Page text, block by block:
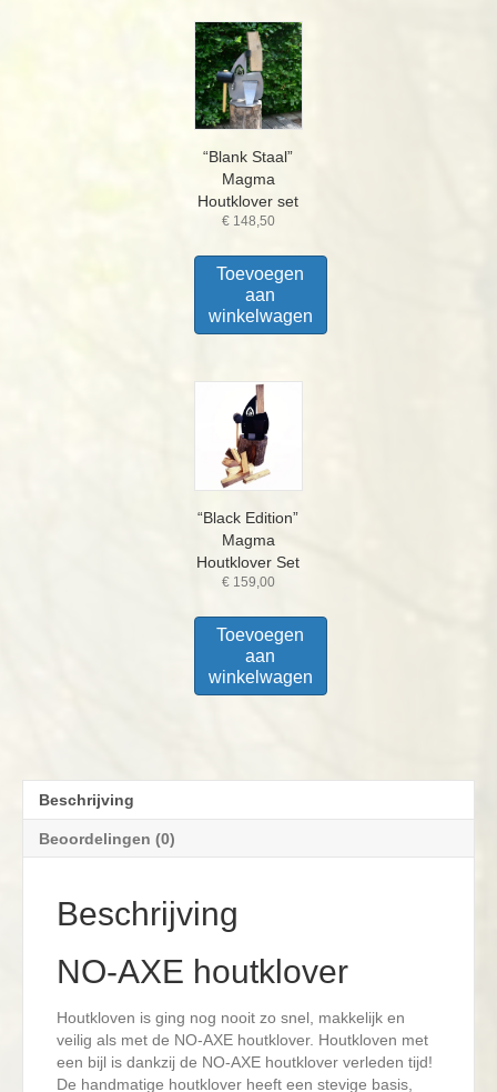
“Blank Staal”
Magma
Houtklover set
€148,50
Toevoegen
aan
winkelwagen
“Black Edition”
Magma
Houtklover Set
€159,00
Toevoegen
aan
winkelwagen
Beschrijving
Beoordelingen (0)
Beschrijving
NO-AXE houtklover
Houtkloven is ging nog nooit zo snel, makkelijk en
veilig als met de NO-AXE houtklover. Houtkloven met
een bijl is dankzij de NO-AXE houtklover verleden tijd!
De handmatige houtklover heeft een stevige basis,